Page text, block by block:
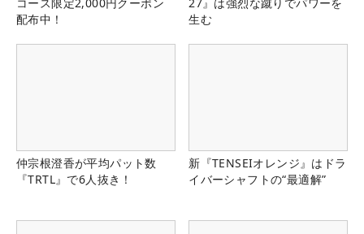
配布中！
生む
仲宗根澄香が平均パット数
『TRTL』で6人抜き！
新『TENSEIオレンジ』はドラ
イバーシャフトの“最適解”